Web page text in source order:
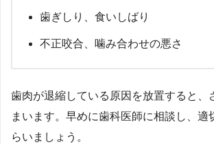
歯ぎしり、食いしばり
不正咬合、噛み合わせの悪さ
歯肉が退縮している原因を放置すると、
まいます。早めに歯科医師に相談し、適
らいましょう。